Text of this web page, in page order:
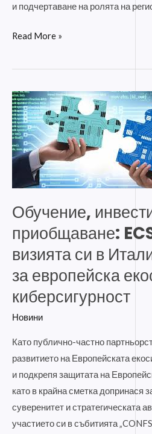
и подчертаване на ролята на
Read More »
Обучение,
приобщаване:
визията си в
за европейска
киберсигурност
Новини
Като публично-частно
развитието на Европейската
и подкрепя защитата на
като в крайна сметка допринася
суверенитет и стратегическата
участието си в събитията
Обучение,
инвестиции
и
приобщаване:
ECSO
споделя
си
в
Италия
и
Франция
за
за
киберсигурност